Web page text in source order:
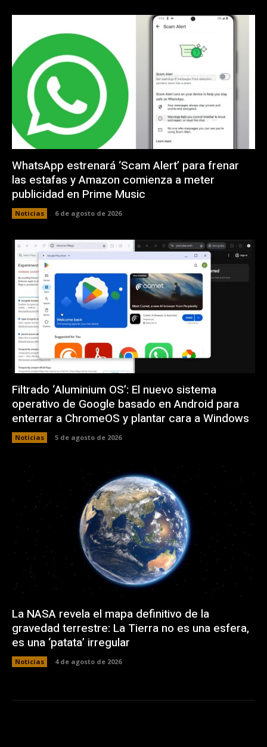
WhatsApp estrenará ‘Scam Alert’ para frenar
las estafas y Amazon comienza a meter
publicidad en Prime Music
Noticias 6 de agosto de 2026
Filtrado ‘Aluminium OS’: El nuevo sistema
operativo de Google basado en Android para
enterrar a ChromeOS y plantar cara a Windows
Noticias 5 de agosto de 2026
La NASA revela el mapa definitivo de la
gravedad terrestre: La Tierra no es una esfera,
es una ‘patata’ irregular
Noticias 4 de agosto de 2026